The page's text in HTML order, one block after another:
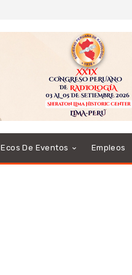
Ecos De Eventos Empleos